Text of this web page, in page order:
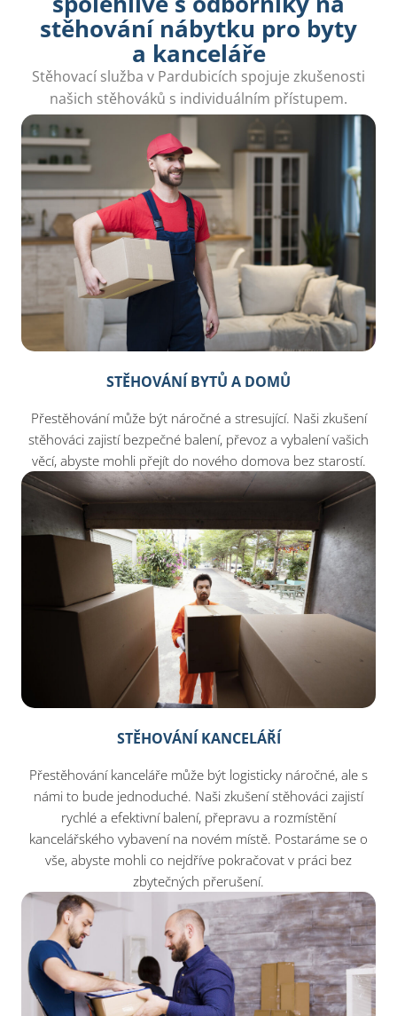
stěhování nábytku pro byty
a kanceláře
Stěhovací služba v Pardubicích spojuje zkušenosti
našich stěhováků s individuálním přístupem.
Zbavte se starostí a svěřte nám své stěhování.
STĚHOVÁNÍ BYTŮ A DOMŮ
Přestěhování může být náročné a stresující. Naši zkušení
stěhováci zajistí bezpečné balení, převoz a vybalení vašich
věcí, abyste mohli přejít do nového domova bez starostí.
STĚHOVÁNÍ KANCELÁŘÍ
Přestěhování kanceláře může být logisticky náročné, ale s
námi to bude jednoduché. Naši zkušení stěhováci zajistí
rychlé a efektivní balení, přepravu a rozmístění
kancelářského vybavení na novém místě. Postaráme se o
vše, abyste mohli co nejdříve pokračovat v práci bez
zbytečných přerušení.​